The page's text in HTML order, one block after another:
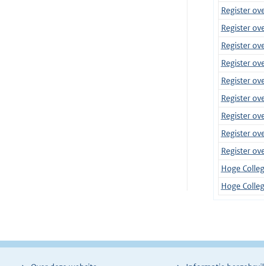
Register
Register
Register
Register
Register
Register
Register
Register
Register
Hoge
Hoge